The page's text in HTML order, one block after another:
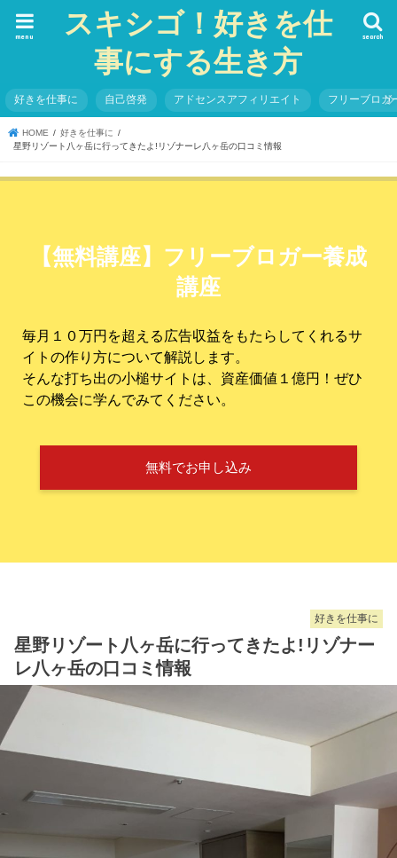
スキシゴ！好きを仕
事にする生き方
search
menu
好きを仕事に 自己啓発 アドセンスアフィリエイト フリーブロガ
HOME
好きを仕事に
星野リゾート八ヶ岳に行ってきたよ!リゾナーレ八ヶ岳の口コミ情報
【無料講座】フリーブロガー養成
講座
毎月１０万円を超える広告収益をもたらしてくれるサ
イトの作り方について解説します。
そんな打ち出の小槌サイトは、資産価値１億円！ぜひ
この機会に学んでみてください。
無料でお申し込み
好きを仕事に
星野リゾート八ヶ岳に行ってきたよ!リゾナー
レ八ヶ岳の口コミ情報